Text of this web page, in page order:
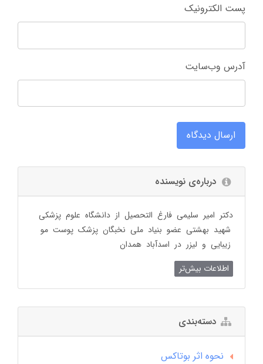
پست الکترونیک
آدرس وب‌سایت
ارسال دیدگاه
درباره‌ی نویسنده
دکتر امیر سلیمی فارغ التحصیل از دانشگاه علوم پزشکی
شهید بهشتی عضو بنیاد ملی نخبگان پزشک پوست مو
زیبایی و لیزر در اسدآباد همدان
اطلاعات بیش‌تر
دسته‌بندی
نحوه اثر بوتاکس